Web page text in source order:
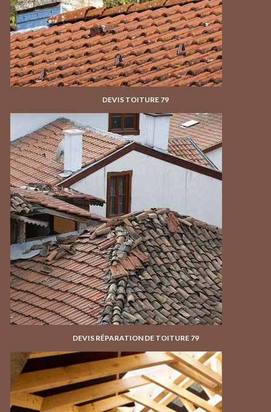
DEVIS TOITURE 79
DEVIS RÉPARATION DE TOITURE 79